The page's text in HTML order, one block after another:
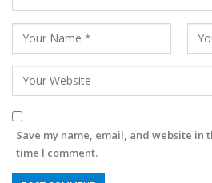
Save my name, email, and website in
time I comment.